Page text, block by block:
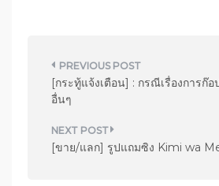
แ
น
แ
[กระทู้แจ้งเตือน] : กรณีเรื่องการก๊
อื่นๆ
[ขาย/แลก] รูปแถมซิง Kimi wa